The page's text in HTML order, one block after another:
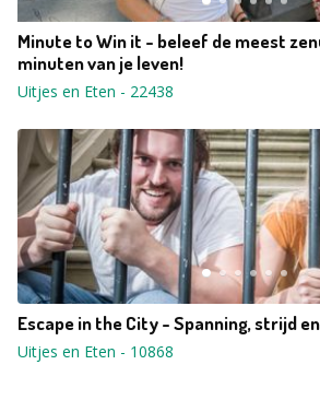
Minute to Win it - beleef de meest
minuten van je leven!
Uitjes en Eten - 22438
Escape in the City - Spanning, strijd
Uitjes en Eten - 10868